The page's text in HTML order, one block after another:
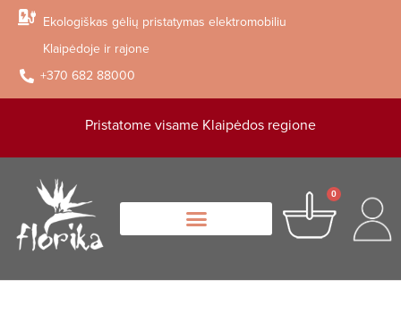
Ekologiškas gėlių pristatymas elektromobiliu
Klaipėdoje ir rajone
+370 682 88000
Pristatome visame Klaipėdos regione
0